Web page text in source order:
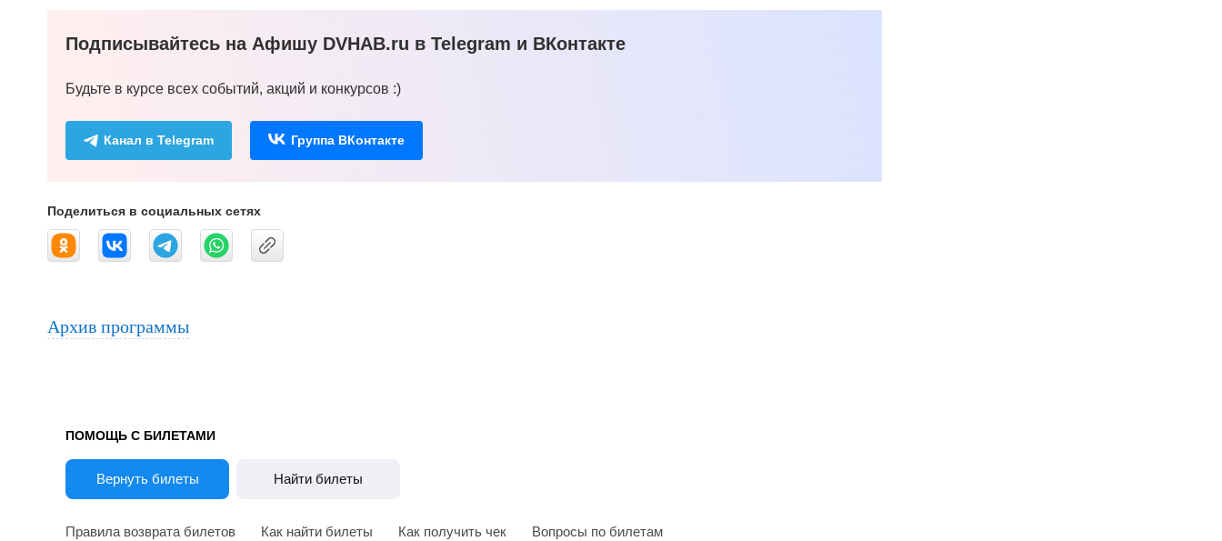
Подписывайтесь на Афишу DVHAB.ru в Telegram и ВКонтакте
Будьте в курсе всех событий, акций и конкурсов :)
Канал в Telegram Группа ВКонтакте
Поделиться в социальных сетях
Архив программы
ПОМОЩЬ С БИЛЕТАМИ
Вернуть билеты Найти билеты
Правила возврата билетов Как найти билеты Как получить чек Вопросы по билетам